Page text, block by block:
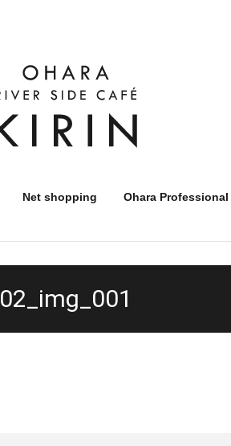
Net shopping Ohara Professional
02_img_001